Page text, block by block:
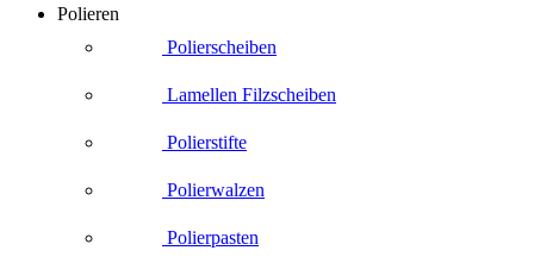
Polieren
Polierscheiben
Lamellen Filzscheiben
Polierstifte
Polierwalzen
Polierpasten